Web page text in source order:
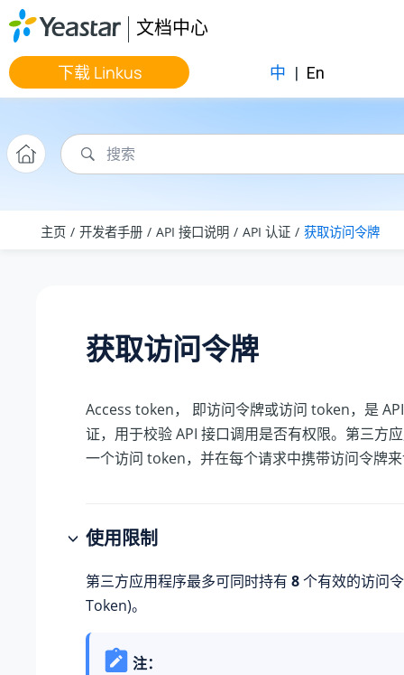
跳转到主要内容
文档中心
下载 Linkus 中 | En
主页 开发者手册 API 接口说明 API 认证 获取访问令牌
获取访问令牌
Access token， 即访问令牌或访问 token，是
证，用于校验 API 接口调用是否有权限。第三方
一个访问 token，并在每个请求中携带访问令牌
使用限制
第三方应用程序最多可同时持有 8个有效的访问
Token)。
注：